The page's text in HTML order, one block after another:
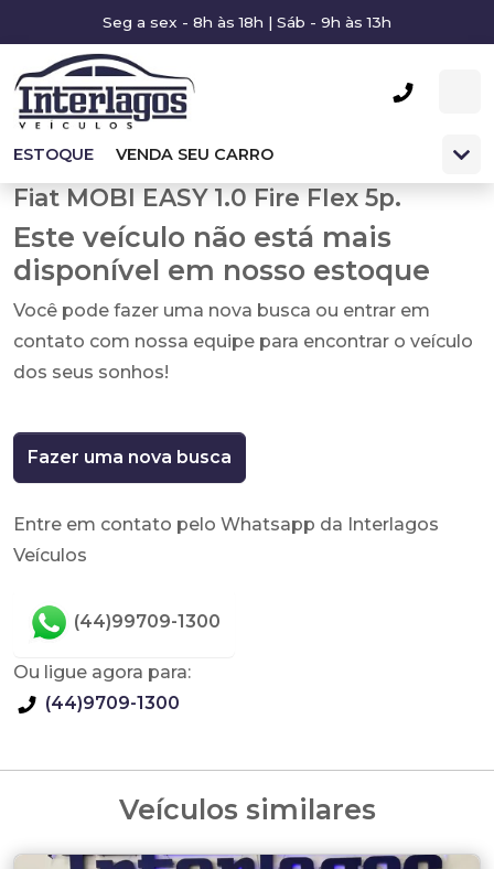
Seg a sex - 8h às 18h | Sáb - 9h às 13h
ESTOQUE VENDA SEU CARRO
Fiat MOBI EASY 1.0 Fire Flex 5p.
Este veículo não está mais
disponível em nosso estoque
Você pode fazer uma nova busca ou entrar em
contato com nossa equipe para encontrar o veículo
dos seus sonhos!
Fazer uma nova busca
Entre em contato pelo Whatsapp da Interlagos
Veículos
(44)99709-1300
Ou ligue agora para:
(44)9709-1300
Veículos similares